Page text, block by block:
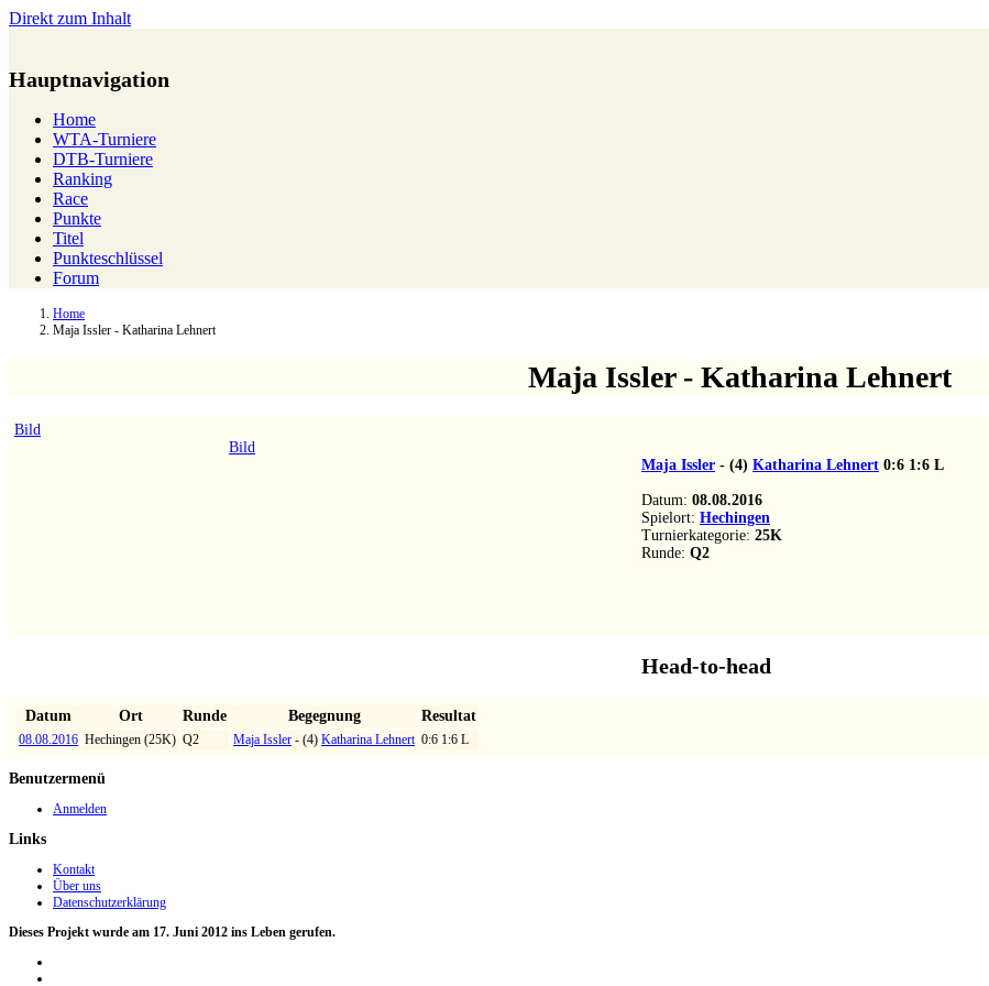
Direkt zum Inhalt
Hauptnavigation
Home
WTA-Turniere
DTB-Turniere
Ranking
Race
Punkte
Titel
Punkteschlüssel
Forum
Home
Maja Issler - Katharina Lehnert
Maja Issler - Katharina Lehnert
Bild
Bild
Maja Issler - (4) Katharina Lehnert 0:6 1:6 L
Datum: 08.08.2016
Spielort: Hechingen
Turnierkategorie: 25K
Runde: Q2
Head-to-head
Datum Ort Runde Begegnung Resultat
08.08.2016 Hechingen (25K) Q2 Maja Issler - (4) Katharina Lehnert 0:6 1:6 L
Benutzermenü
Anmelden
Links
Kontakt
Über uns
Datenschutzerklärung
Dieses Projekt wurde am 17. Juni 2012 ins Leben gerufen.